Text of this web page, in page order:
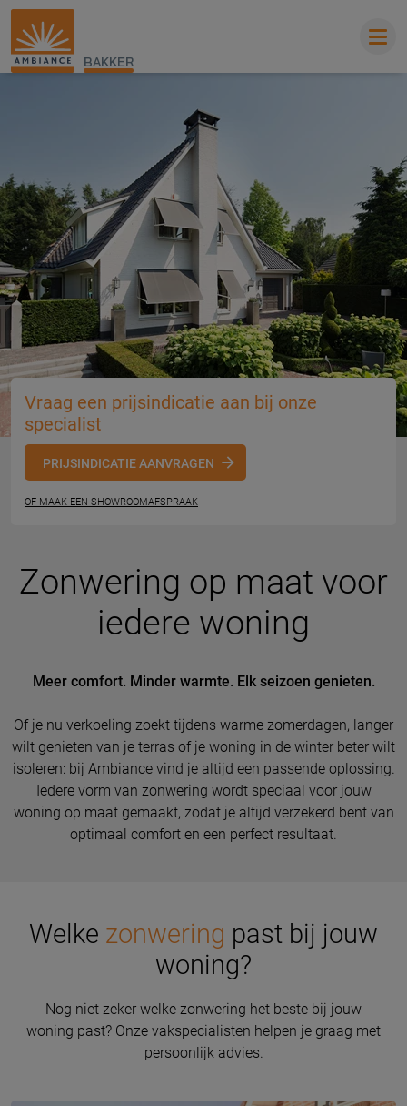
BAKKER
Vraag een prijsindicatie aan bij onze
specialist
PRIJSINDICATIE AANVRAGEN
OF MAAK EEN SHOWROOMAFSPRAAK
Zonwering op maat voor
iedere woning
Meer comfort. Minder warmte. Elk seizoen genieten.
Of je nu verkoeling zoekt tijdens warme zomerdagen, langer
wilt genieten van je terras of je woning in de winter beter wilt
isoleren: bij Ambiance vind je altijd een passende oplossing.
Iedere vorm van zonwering wordt speciaal voor jouw
woning op maat gemaakt, zodat je altijd verzekerd bent van
optimaal comfort en een perfect resultaat.
Welke zonwering past bij jouw
woning?
Nog niet zeker welke zonwering het beste bij jouw
woning past? Onze vakspecialisten helpen je graag met
persoonlijk advies.